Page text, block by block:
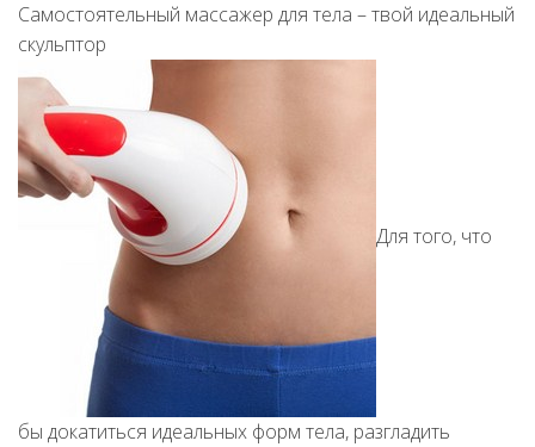
Самостоятельный массажер для тела – твой идеальный
скульптор
Для того, что
бы докатиться идеальных форм тела, разгладить